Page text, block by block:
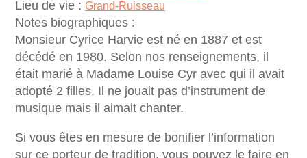
Lieu de vie : Grand-Ruisseau
Notes biographiques :
Monsieur Cyrice Harvie est né en 1887 et est
décédé en 1980. Selon nos renseignements, il
était marié à Madame Louise Cyr avec qui il avait
adopté 2 filles. Il ne jouait pas d’instrument de
musique mais il aimait chanter.
Si vous êtes en mesure de bonifier l’information
sur ce porteur de tradition, vous pouvez le faire en